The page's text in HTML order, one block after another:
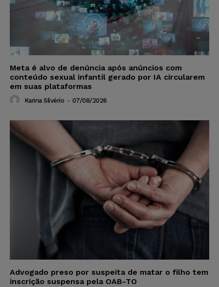
Meta é alvo de denúncia após anúncios com
conteúdo sexual infantil gerado por IA circularem
em suas plataformas
Karina Silvério - 07/08/2026
Advogado preso por suspeita de matar o filho tem
inscrição suspensa pela OAB-TO